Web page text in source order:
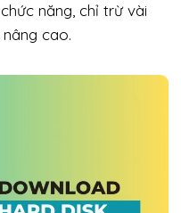
năng, chỉ trừ vài
cao.